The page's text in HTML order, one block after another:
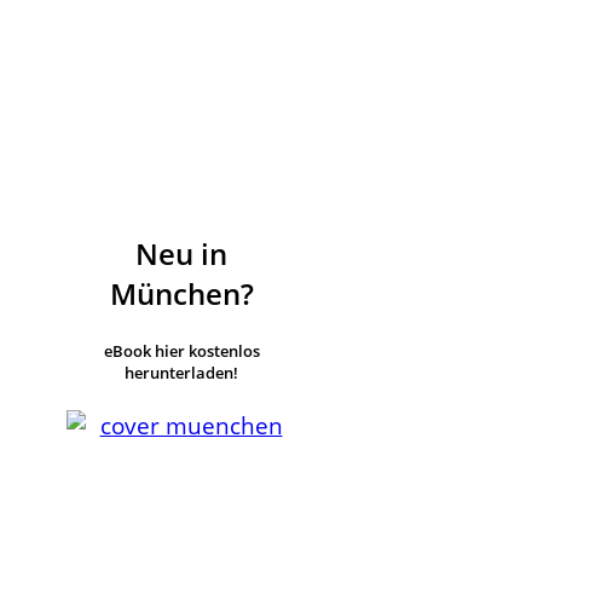
Neu in
München?
eBook hier kostenlos
herunterladen!